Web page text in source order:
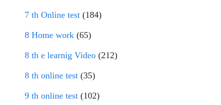
7 th Online test (184)
8 Home work (65)
8 th e learnig Video (212)
8 th online test (35)
9 th online test (102)